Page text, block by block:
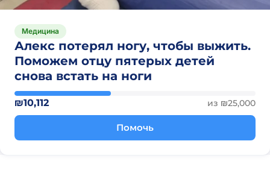
Медицина
Алекс потерял ногу, чтобы выжить.
Поможем отцу пятерых детей
снова встать на ноги
₪10,112 из ₪25,000
Помочь